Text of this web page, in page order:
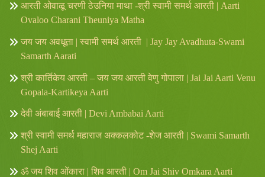
आरती ओवाळू चरणी ठेउनिया माथा -श्री स्वामी समर्थ आरती | Aarti
Ovaloo Charani Theuniya Matha
जय जय अवधूता | स्वामी समर्थ आरती | Jay Jay Avadhuta-Swami
Samarth Aarati
श्री कार्तिकेय आरती – जय जय आरती वेणु गोपाला | Jai Jai Aarti Venu
Gopala-Kartikeya Aarti
देवी अंबाबाई आरती | Devi Ambabai Aarti
श्री स्वामी समर्थ महाराज अक्कलकोट -शेज आरती | Swami Samarth
Shej Aarti
ॐ जय शिव ओंकारा | शिव आरती | Om Jai Shiv Omkara Aarti